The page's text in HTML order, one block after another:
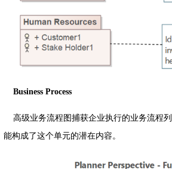
Business Process
高级业务流程图捕获企业执行的业务流程
能构成了这个单元的潜在内容。